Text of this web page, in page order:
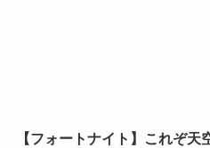
【フォートナイト】これぞ